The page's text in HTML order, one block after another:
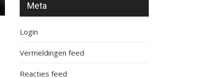
Meta
Login
Vermeldingen feed
Reacties feed